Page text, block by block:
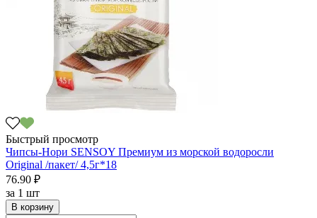
Быстрый просмотр
Чипсы-Нори SENSOY Премиум из морской водоросли
Original /пакет/ 4,5г*18
76.90 ₽
за 1 шт
В корзину